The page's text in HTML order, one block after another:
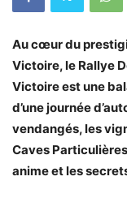
Au cœur du
Victoire, le Rallye
Victoire est une
d’une journée
vendangés, les
Caves
anime et les